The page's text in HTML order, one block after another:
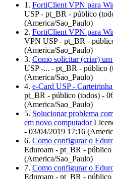
1. FortiClient VPN para
USP - pt_BR - público
(America/Sao_Paulo)
2. FortiClient VPN para
VPN USP - pt_BR -
(America/Sao_Paulo)
3. Como solicitar (criar)
USP -... - pt_BR - público
(America/Sao_Paulo)
4. e-Card USP -
pt_BR - público (todos) -
(America/Sao_Paulo)
5. Solucionar problema
em novo computador
- 03/04/2019 17:16
6. Como configurar o
Eduroam - pt_BR -
(America/Sao_Paulo)
7. Como configurar o
Eduroam - pt_BR -